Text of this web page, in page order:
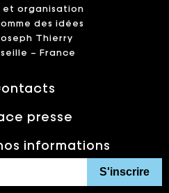
et organisation
des idées
Thierry
– France
presse
informations
S'inscrire